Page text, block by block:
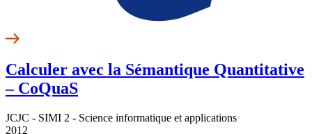
Calculer avec la Sémantique Quantitative
– CoQuaS
JCJC - SIMI 2 - Science informatique et applications
2012